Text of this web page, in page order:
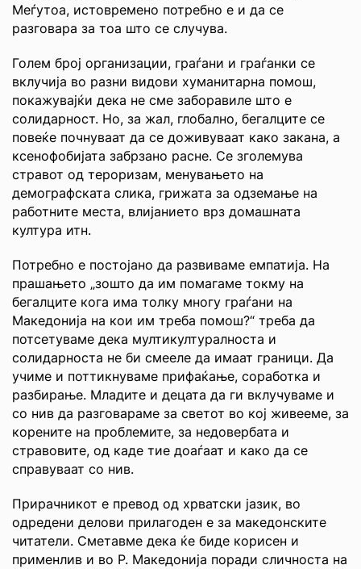
Меѓутоа, истовремено потребно е и да се
разговара за тоа што се случува.
Голем број организации, граѓани и граѓанки се
вклучија во разни видови хуманитарна помош,
покажувајќи дека не сме заборавиле што е
солидарност. Но, за жал, глобално, бегалците се
повеќе почнуваат да се доживуваат како закана, а
ксенофобијата забрзано расне. Се зголемува
стравот од тероризам, менувањето на
демографската слика, грижата за одземање на
работните места, влијанието врз домашната
култура итн.
Потребно е постојано да развиваме емпатија. На
прашањето „зошто да им помагаме токму на
бегалците кога има толку многу граѓани на
Македонија на кои им треба помош?“ треба да
потсетуваме дека мултикултуралноста и
солидарноста не би смееле да имаат граници. Да
учиме и поттикнуваме прифаќање, соработка и
разбирање. Младите и децата да ги вклучуваме и
со нив да разговараме за светот во кој живееме, за
корените на проблемите, за недовербата и
стравовите, од каде тие доаѓаат и како да се
справуваат со нив.
Прирачникот е превод од хрватски јазик, во
одредени делови прилагоден е за македонските
читатели. Сметавме дека ќе биде корисен и
применлив и во Р. Македонија поради сличноста на